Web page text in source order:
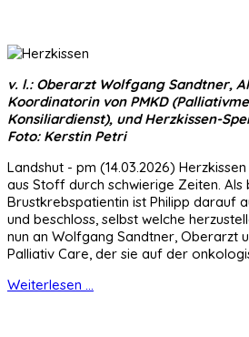
v. l.: Oberarzt Wolfgang Sandtner,
Koordinatorin von PMKD
Konsiliardienst), und Herzkissen-
Foto: Kerstin Petri
Landshut - pm (14.03.2026)
aus Stoff durch schwierige Zeiten. Als
Brustkrebspatientin ist Philipp darauf
und beschloss, selbst welche
nun an Wolfgang Sandtner, Oberarzt
Palliativ Care, der sie auf der
Weiterlesen ...